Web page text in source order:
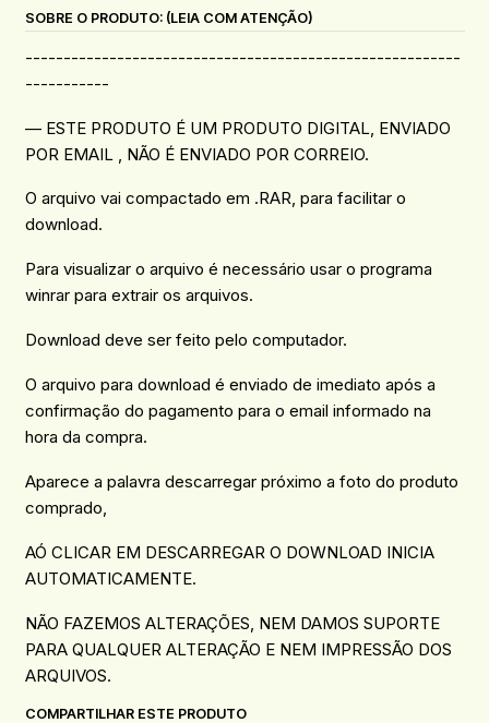
SOBRE O PRODUTO: (LEIA COM ATENÇÃO)
---------------------------------------------------------
-----------
— ESTE PRODUTO É UM PRODUTO DIGITAL, ENVIADO
POR EMAIL , NÃO É ENVIADO POR CORREIO.
O arquivo vai compactado em .RAR, para facilitar o
download.
Para visualizar o arquivo é necessário usar o programa
winrar para extrair os arquivos.
Download deve ser feito pelo computador.
O arquivo para download é enviado de imediato após a
confirmação do pagamento para o email informado na
hora da compra.
Aparece a palavra descarregar próximo a foto do produto
comprado,
AÓ CLICAR EM DESCARREGAR O DOWNLOAD INICIA
AUTOMATICAMENTE.
NÃO FAZEMOS ALTERAÇÕES, NEM DAMOS SUPORTE
PARA QUALQUER ALTERAÇÃO E NEM IMPRESSÃO DOS
ARQUIVOS.
COMPARTILHAR ESTE PRODUTO